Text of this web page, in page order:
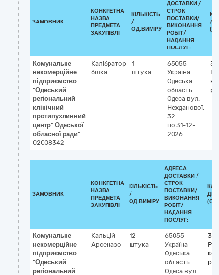
ЗАМОВНИК
КОНКРЕТНА
НАЗВА
ПРЕДМЕТА
ЗАКУПІВЛІ
КІЛЬКІСТЬ
/
ОД.ВИМІРУ
ДОСТАВКИ /
СТРОК
ПОСТАВКИ/
ВИКОНАННЯ
РОБІТ/
НАДАННЯ
ПОСЛУГ:
ДК
Комунальне
некомерційне
підприємство
"Одеський
регіональний
клінічний
протипухлинний
центр" Одеської
обласної ради"
02008342
Калібратор
білка
1
штука
65055
Україна
Одеська
область
Одеса вул.
Нежданової,
32
по 31-12-
2026
ЗАМОВНИК
КОНКРЕТНА
НАЗВА
ПРЕДМЕТА
ЗАКУПІВЛІ
КІЛЬКІСТЬ
/
ОД.ВИМІРУ
АДРЕСА
ДОСТАВКИ /
СТРОК
ПОСТАВКИ/
ВИКОНАННЯ
РОБІТ/
НАДАННЯ
ПОСЛУГ:
ДК
Комунальне
некомерційне
підприємство
"Одеський
регіональний
Кальцій-
Арсеназо
12
штука
65055
Україна
Одеська
область
Одеса вул.